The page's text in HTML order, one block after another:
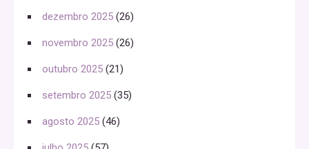
dezembro 2025 (26)
novembro 2025 (26)
outubro 2025 (21)
setembro 2025 (35)
agosto 2025 (46)